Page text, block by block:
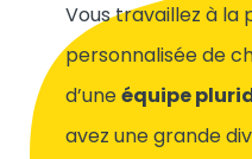
Vous travaillez à la
personnalisée de
d’uneéquipe
avez une grande